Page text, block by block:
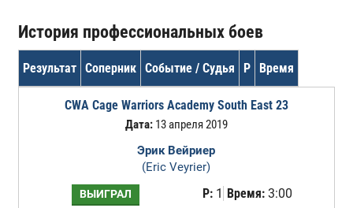
История профессиональных боев
Результат Соперник Событие / Судья Р Время
CWA Cage Warriors Academy South East 23
Дата:13 апреля 2019
Эрик Вейриер
(Eric Veyrier)
ВЫИГРАЛ Р:1 Время:3:00